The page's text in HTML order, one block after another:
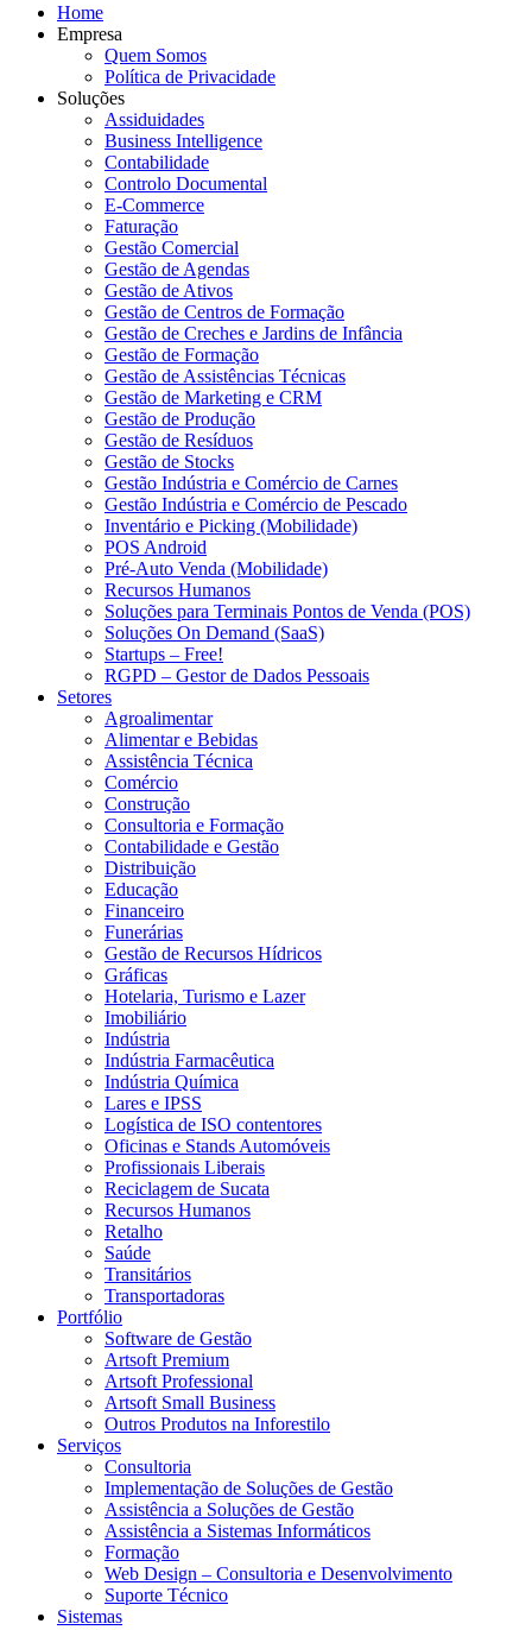
Home
Empresa
Quem Somos
Política de Privacidade
Soluções
Assiduidades
Business Intelligence
Contabilidade
Controlo Documental
E-Commerce
Faturação
Gestão Comercial
Gestão de Agendas
Gestão de Ativos
Gestão de Centros de Formação
Gestão de Creches e Jardins de Infância
Gestão de Formação
Gestão de Assistências Técnicas
Gestão de Marketing e CRM
Gestão de Produção
Gestão de Resíduos
Gestão de Stocks
Gestão Indústria e Comércio de Carnes
Gestão Indústria e Comércio de Pescado
Inventário e Picking (Mobilidade)
POS Android
Pré-Auto Venda (Mobilidade)
Recursos Humanos
Soluções para Terminais Pontos de Venda (POS)
Soluções On Demand (SaaS)
Startups – Free!
RGPD – Gestor de Dados Pessoais
Setores
Agroalimentar
Alimentar e Bebidas
Assistência Técnica
Comércio
Construção
Consultoria e Formação
Contabilidade e Gestão
Distribuição
Educação
Financeiro
Funerárias
Gestão de Recursos Hídricos
Gráficas
Hotelaria, Turismo e Lazer
Imobiliário
Indústria
Indústria Farmacêutica
Indústria Química
Lares e IPSS
Logística de ISO contentores
Oficinas e Stands Automóveis
Profissionais Liberais
Reciclagem de Sucata
Recursos Humanos
Retalho
Saúde
Transitários
Transportadoras
Portfólio
Software de Gestão
Artsoft Premium
Artsoft Professional
Artsoft Small Business
Outros Produtos na Inforestilo
Serviços
Consultoria
Implementação de Soluções de Gestão
Assistência a Soluções de Gestão
Assistência a Sistemas Informáticos
Formação
Web Design – Consultoria e Desenvolvimento
Suporte Técnico
Sistemas